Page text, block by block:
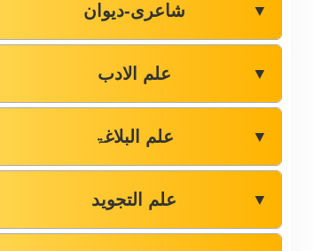
شاعری-دیوان ▼
علم الادب ▼
علم البلاغۃ ▼
علم التجوید ▼